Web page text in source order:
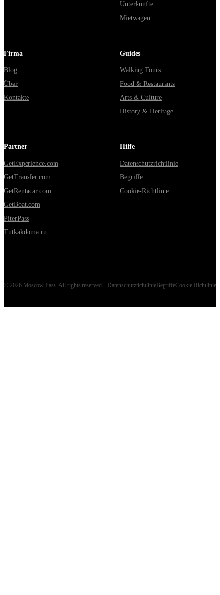
Unterkünfte
Mietwagen
Firma
Blog
Über
Kontakte
Guides
Walking Tours
Food & Restaurants
Arts & Culture
History & Heritage
Partner
GetExperience.com
GetTransfer.com
GetRentacar.com
GetBoat.com
PiterPass
Tutkakdoma.ru
Hilfe
Datenschutzrichtlinie
Begriffe
Cookie-Richtlinie
© 2026 Moscow Pass . All rights reserved. DatenschutzrichtlinieBegriffeCookie-Richtlinie